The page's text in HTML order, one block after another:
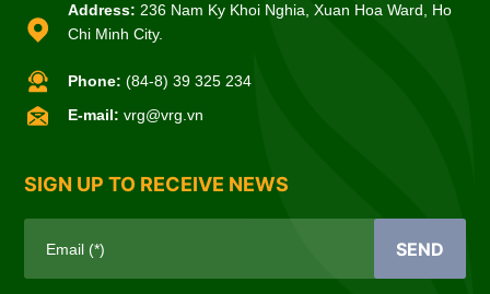
Address: 236 Nam Ky Khoi Nghia, Xuan Hoa Ward, Ho
Chi Minh City.
Phone: (84-8) 39 325 234
E-mail: vrg@vrg.vn
SIGN UP TO RECEIVE NEWS
Email (*) SEND